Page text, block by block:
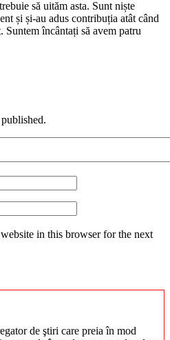
să uităm asta. Sunt niște
și și-au adus contribuția atât când
Suntem încântați să avem patru
in this browser for the next
de ştiri care preia în mod